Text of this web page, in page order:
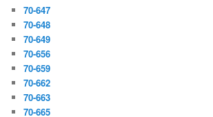
70-647
70-648
70-649
70-656
70-659
70-662
70-663
70-665